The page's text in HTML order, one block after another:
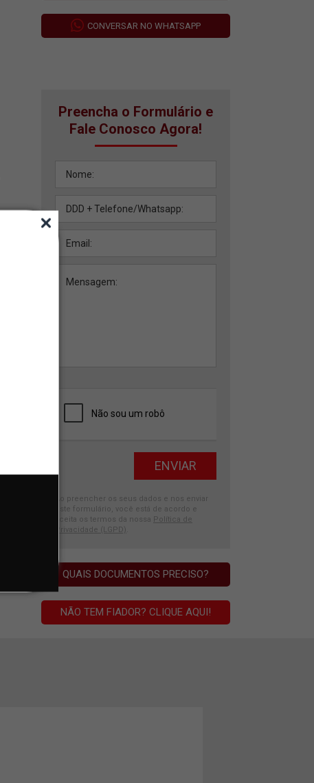
CONVERSAR NO WHATSAPP
Preencha o Formulário e
Fale Conosco Agora!
Ao preencher os seus dados e nos enviar
este formulário, você está de acordo e
aceita os termos da nossa
Política de
Privacidade (LGPD)
QUAIS DOCUMENTOS PRECISO?
NÃO TEM FIADOR? CLIQUE AQUI!